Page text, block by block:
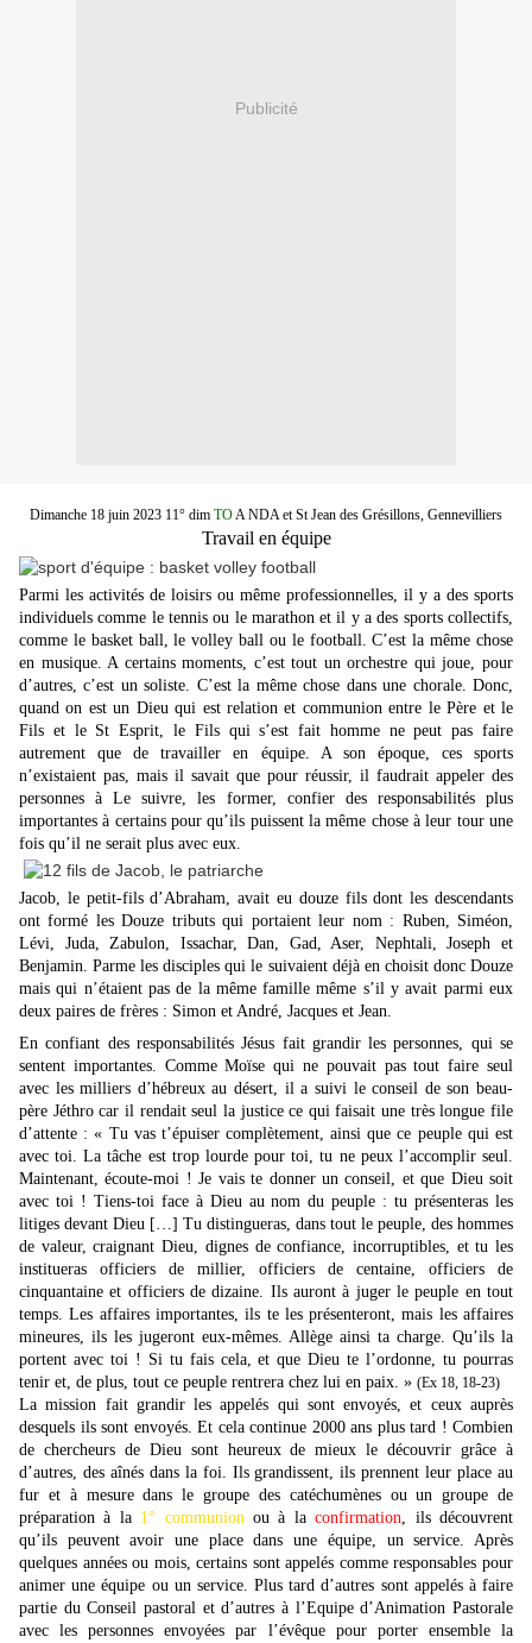
Publicité
Dimanche 18 juin 2023 11° dim TOA NDA et St Jean des Grésillons, Gennevilliers
Travail en équipe
Parmi les activités de loisirs ou même professionnelles, il y a des sports
individuels comme le tennis ou le marathon et il y a des sports collectifs,
comme le basket ball, le volley ball ou le football. C’est la même chose
en musique. A certains moments, c’est tout un orchestre qui joue, pour
d’autres, c’est un soliste. C’est la même chose dans une chorale. Donc,
quand on est un Dieu qui est relation et communion entre le Père et le
Fils et le St Esprit, le Fils qui s’est fait homme ne peut pas faire
autrement que de travailler en équipe. A son époque, ces sports
n’existaient pas, mais il savait que pour réussir, il faudrait appeler des
personnes à Le suivre, les former, confier des responsabilités plus
importantes à certains pour qu’ils puissent la même chose à leur tour une
fois qu’il ne serait plus avec eux.
Jacob, le petit-fils d’Abraham, avait eu douze fils dont les descendants
ont formé les Douze tributs qui portaient leur nom : Ruben, Siméon,
Lévi, Juda, Zabulon, Issachar, Dan, Gad, Aser, Nephtali, Joseph et
Benjamin. Parme les disciples qui le suivaient déjà en choisit donc Douze
mais qui n’étaient pas de la même famille même s’il y avait parmi eux
deux paires de frères : Simon et André, Jacques et Jean.
En confiant des responsabilités Jésus fait grandir les personnes, qui se
sentent importantes. Comme Moïse qui ne pouvait pas tout faire seul
avec les milliers d’hébreux au désert, il a suivi le conseil de son beau-
père Jéthro car il rendait seul la justice ce qui faisait une très longue file
d’attente : « Tu vas t’épuiser complètement, ainsi que ce peuple qui est
avec toi. La tâche est trop lourde pour toi, tu ne peux l’accomplir seul.
Maintenant, écoute-moi ! Je vais te donner un conseil, et que Dieu soit
avec toi ! Tiens-toi face à Dieu au nom du peuple : tu présenteras les
litiges devant Dieu […] Tu distingueras, dans tout le peuple, des hommes
de valeur, craignant Dieu, dignes de confiance, incorruptibles, et tu les
institueras officiers de millier, officiers de centaine, officiers de
cinquantaine et officiers de dizaine. Ils auront à juger le peuple en tout
temps. Les affaires importantes, ils te les présenteront, mais les affaires
mineures, ils les jugeront eux-mêmes. Allège ainsi ta charge. Qu’ils la
portent avec toi ! Si tu fais cela, et que Dieu te l’ordonne, tu pourras
tenir et, de plus, tout ce peuple rentrera chez lui en paix. » (Ex 18, 18-23)
La mission fait grandir les appelés qui sont envoyés, et ceux auprès
desquels ils sont envoyés. Et cela continue 2000 ans plus tard ! Combien
de chercheurs de Dieu sont heureux de mieux le découvrir grâce à
d’autres, des aînés dans la foi. Ils grandissent, ils prennent leur place au
fur et à mesure dans le groupe des catéchumènes ou un groupe de
préparation à la 1° communionou à laconfirmation, ils découvrent
qu’ils peuvent avoir une place dans une équipe, un service. Après
quelques années ou mois, certains sont appelés comme responsables pour
animer une équipe ou un service. Plus tard d’autres sont appelés à faire
partie du Conseil pastoral et d’autres à l’Equipe d’Animation Pastorale
avec les personnes envoyées par l’évêque pour porter ensemble la